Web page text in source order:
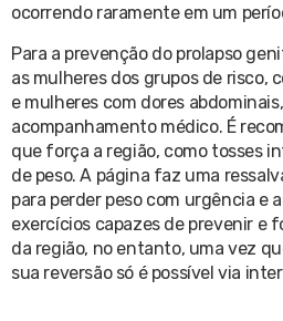
ocorrendo raramente em um
Para a prevenção do prolapso
as mulheres dos grupos de risco,
e mulheres com dores
acompanhamento médico. É
que força a região, como tosses
de peso. A página faz uma
para perder peso com urgência e
exercícios capazes de prevenir e
da região, no entanto, uma vez
sua reversão só é possível via